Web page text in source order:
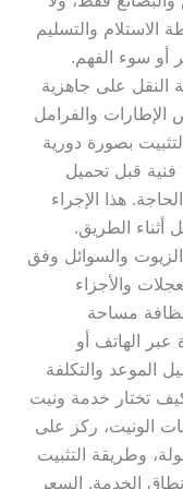
والتسليم
أو سوء الفهم.
النقل على جاهزية
والفرامل
بصورة دورية
فنية قبل تحميل
هذا الإجراء
أثناء الطريق.
الزيوت والسوائل وفق
والأجزاء
مساحة
عبر الهاتف أو
الموعد والتكلفة
تختار خدمة ونيت
الونيت، ركز على
وطريقة التثبيت
الخدمة. السعر